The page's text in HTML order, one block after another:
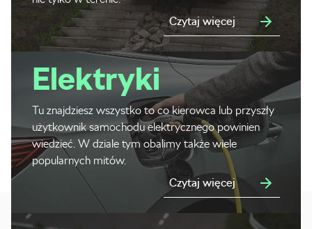
Czytaj więcej
Elektryki
Tu znajdziesz wszystko to co kierowca lub przyszły
użytkownik samochodu elektrycznego powinien
wiedzieć. W dziale tym obalimy także wiele
popularnych mitów.
Czytaj więcej